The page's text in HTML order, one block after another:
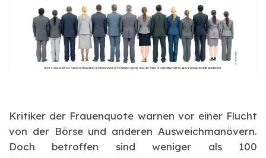
Kritiker der Frauenquote warnen vor einer Flucht
von der Börse und anderen Ausweichmanövern.
Doch betroffen sind weniger als 100